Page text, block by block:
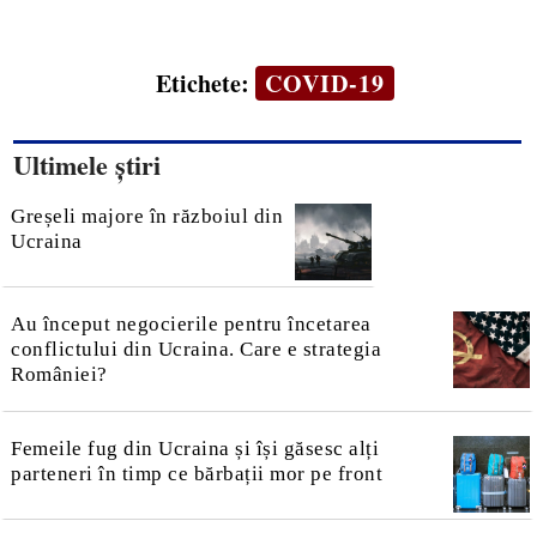
Etichete: COVID-19
Ultimele știri
Greșeli majore în războiul din
Ucraina
Au început negocierile pentru încetarea
conflictului din Ucraina. Care e strategia
României?
Femeile fug din Ucraina și își găsesc alți
parteneri în timp ce bărbații mor pe front